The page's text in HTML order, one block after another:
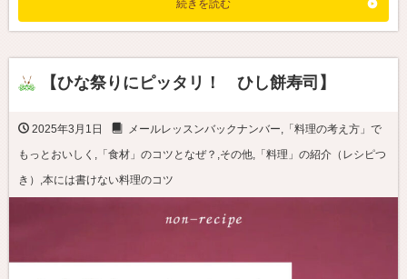
続きを読む
【ひな祭りにピッタリ！ ひし餅寿司】
2025年3月1日 メールレッスンバックナンバー, 「料理の考え方」で
もっとおいしく , 「食材」のコツとなぜ？ ,その他, 「料理」の紹介（レシピつ
き） ,本には書けない料理のコツ